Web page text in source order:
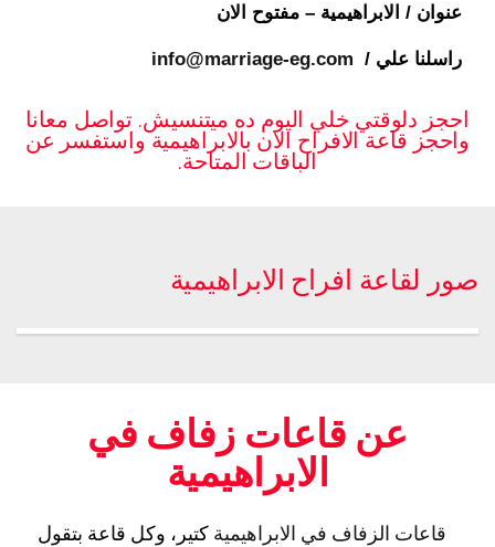
عنوان / الابراهيمية – مفتوح الان
راسلنا علي / info@marriage-eg.com
احجز دلوقتي خلي اليوم ده ميتنسيش. تواصل معانا
واحجز قاعة الافراح الان بالابراهيمية واستفسر عن
الباقات المتاحة.
صور لقاعة افراح الابراهيمية
عن قاعات زفاف في
الابراهيمية
قاعات الزفاف في الابراهيمية كتير، وكل قاعة بتقول